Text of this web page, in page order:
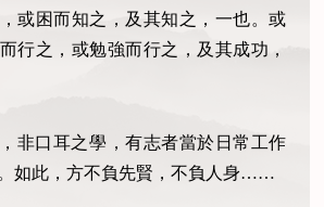
或困而知之，及其知之，一也。或
行之，或勉強而行之，及其成功，
非口耳之學，有志者當於日常工作
如此，方不負先賢，不負人身……